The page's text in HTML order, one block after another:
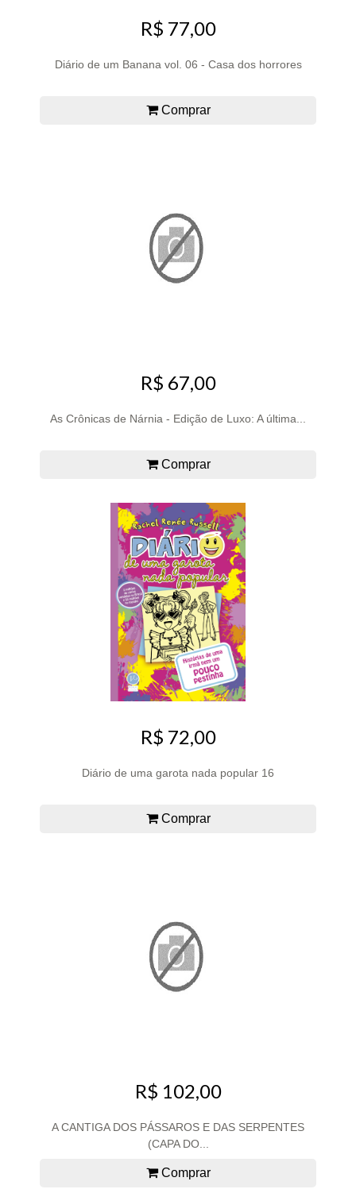
R$ 77,00
Diário de um Banana vol. 06 - Casa dos horrores
Comprar
R$ 67,00
As Crônicas de Nárnia - Edição de Luxo: A última...
Comprar
R$ 72,00
Diário de uma garota nada popular 16
Comprar
R$ 102,00
A CANTIGA DOS PÁSSAROS E DAS SERPENTES
(CAPA DO...
Comprar